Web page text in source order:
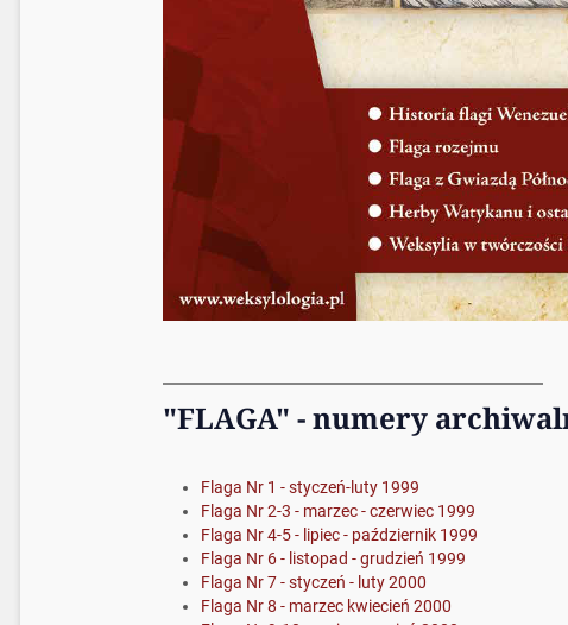
"FLAGA" - numery
Flaga Nr 1 - styczeń-luty 1999
Flaga Nr 2-3 - marzec - czerwiec 1999
Flaga Nr 4-5 - lipiec - październik 1999
Flaga Nr 6 - listopad - grudzień 1999
Flaga Nr 7 - styczeń - luty 2000
Flaga Nr 8 - marzec kwiecień 2000